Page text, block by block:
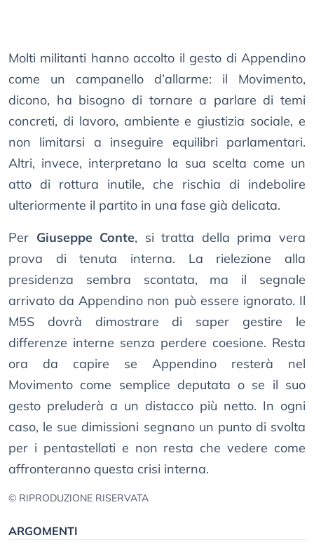
Molti militanti hanno accolto il gesto di Appendino
come un campanello d’allarme: il Movimento,
dicono, ha bisogno di tornare a parlare di temi
concreti, di lavoro, ambiente e giustizia sociale, e
non limitarsi a inseguire equilibri parlamentari.
Altri, invece, interpretano la sua scelta come un
atto di rottura inutile, che rischia di indebolire
ulteriormente il partito in una fase già delicata.
Per Giuseppe Conte, si tratta della prima vera
prova di tenuta interna. La rielezione alla
presidenza sembra scontata, ma il segnale
arrivato da Appendino non può essere ignorato. Il
M5S dovrà dimostrare di saper gestire le
differenze interne senza perdere coesione. Resta
ora da capire se Appendino resterà nel
Movimento come semplice deputata o se il suo
gesto preluderà a un distacco più netto. In ogni
caso, le sue dimissioni segnano un punto di svolta
per i pentastellati e non resta che vedere come
affronteranno questa crisi interna.
© RIPRODUZIONE RISERVATA
ARGOMENTI